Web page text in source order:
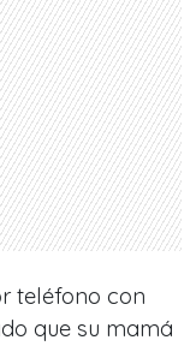
teléfono con
que su mamá